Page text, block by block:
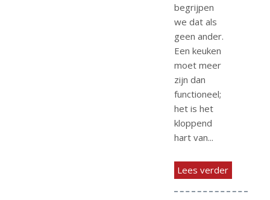
begrijpen
we dat als
geen ander.
Een keuken
moet meer
zijn dan
functioneel;
het is het
kloppend
hart van...
Lees verder